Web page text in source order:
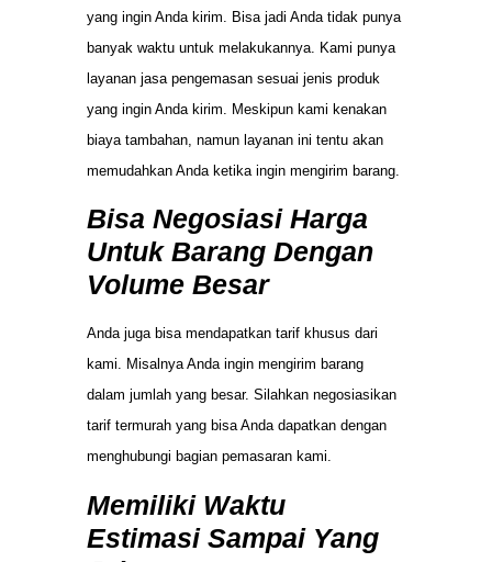
yang ingin Anda kirim. Bisa jadi Anda tidak punya
banyak waktu untuk melakukannya. Kami punya
layanan jasa pengemasan sesuai jenis produk
yang ingin Anda kirim. Meskipun kami kenakan
biaya tambahan, namun layanan ini tentu akan
memudahkan Anda ketika ingin mengirim barang.
Bisa Negosiasi Harga
Untuk Barang Dengan
Volume Besar
Anda juga bisa mendapatkan tarif khusus dari
kami. Misalnya Anda ingin mengirim barang
dalam jumlah yang besar. Silahkan negosiasikan
tarif termurah yang bisa Anda dapatkan dengan
menghubungi bagian pemasaran kami.
Memiliki Waktu
Estimasi Sampai Yang